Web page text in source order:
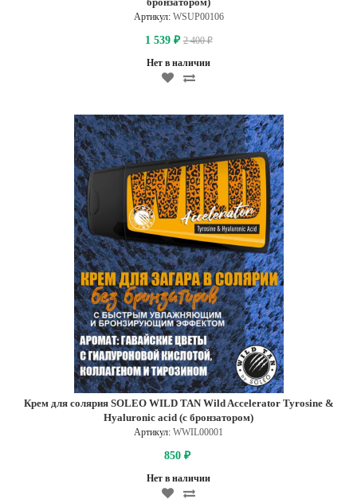
Артикул: WSUP00106
1 539 ₽ 2 400₽
Нет в наличии
Крем для солярия SOLEO WILD TAN Wild Accelerator Tyrosine &
Hyaluronic acid (с бронзатором)
Артикул: WWIL00001
850 ₽
Нет в наличии